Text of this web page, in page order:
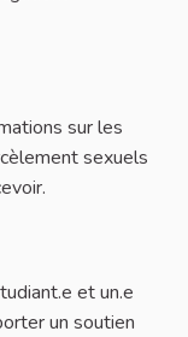
sur les
sexuels
et un.e
un soutien